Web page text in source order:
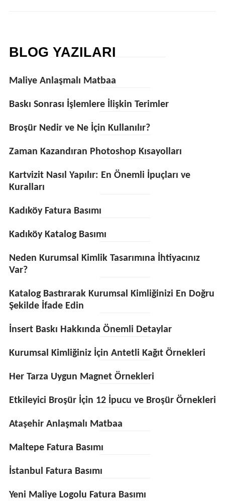
BLOG YAZILARI
Maliye Anlaşmalı Matbaa
Baskı Sonrası İşlemlere İlişkin Terimler
Broşür Nedir ve Ne İçin Kullanılır?
Zaman Kazandıran Photoshop Kısayolları
Kartvizit Nasıl Yapılır: En Önemli İpuçları ve
Kuralları
Kadıköy Fatura Basımı
Kadıköy Katalog Basımı
Neden Kurumsal Kimlik Tasarımına İhtiyacınız
Var?
Katalog Bastırarak Kurumsal Kimliğinizi En Doğru
Şekilde İfade Edin
İnsert Baskı Hakkında Önemli Detaylar
Kurumsal Kimliğiniz İçin Antetli Kağıt Örnekleri
Her Tarza Uygun Magnet Örnekleri
Etkileyici Broşür İçin 12 İpucu ve Broşür Örnekleri
Ataşehir Anlaşmalı Matbaa
Maltepe Fatura Basımı
İstanbul Fatura Basımı
Yeni Maliye Logolu Fatura Basımı